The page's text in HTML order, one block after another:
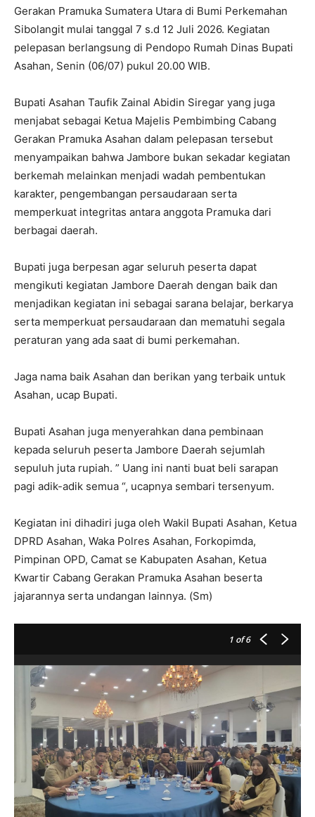
Gerakan Pramuka Sumatera Utara di Bumi Perkemahan
Sibolangit mulai tanggal 7 s.d 12 Juli 2026. Kegiatan
pelepasan berlangsung di Pendopo Rumah Dinas Bupati
Asahan, Senin (06/07) pukul 20.00 WIB.
Bupati Asahan Taufik Zainal Abidin Siregar yang juga
menjabat sebagai Ketua Majelis Pembimbing Cabang
Gerakan Pramuka Asahan dalam pelepasan tersebut
menyampaikan bahwa Jambore bukan sekadar kegiatan
berkemah melainkan menjadi wadah pembentukan
karakter, pengembangan persaudaraan serta
memperkuat integritas antara anggota Pramuka dari
berbagai daerah.
Bupati juga berpesan agar seluruh peserta dapat
mengikuti kegiatan Jambore Daerah dengan baik dan
menjadikan kegiatan ini sebagai sarana belajar, berkarya
serta memperkuat persaudaraan dan mematuhi segala
peraturan yang ada saat di bumi perkemahan.
Jaga nama baik Asahan dan berikan yang terbaik untuk
Asahan, ucap Bupati.
Bupati Asahan juga menyerahkan dana pembinaan
kepada seluruh peserta Jambore Daerah sejumlah
sepuluh juta rupiah. ” Uang ini nanti buat beli sarapan
pagi adik-adik semua “, ucapnya sembari tersenyum.
Kegiatan ini dihadiri juga oleh Wakil Bupati Asahan, Ketua
DPRD Asahan, Waka Polres Asahan, Forkopimda,
Pimpinan OPD, Camat se Kabupaten Asahan, Ketua
Kwartir Cabang Gerakan Pramuka Asahan beserta
jajarannya serta undangan lainnya. (Sm)
1 of 6